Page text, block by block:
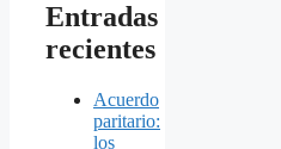
Entradas
recientes
Acuerdo
paritario:
los